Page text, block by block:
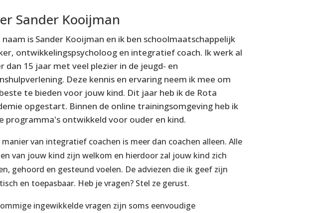
Sander Kooijman
naam is Sander Kooijman en ik ben schoolmaatschappelijk
ontwikkelingspsycholoog en integratief coach. Ik werk al
dan 15 jaar met veel plezier in de jeugd- en
Deze kennis en ervaring neem ik mee om
te bieden voor jouw kind. Dit jaar heb ik de Rota
opgestart. Binnen de online trainingsomgeving heb ik
programma's ontwikkeld voor ouder en kind.
van integratief coachen is meer dan coachen alleen. Alle
van jouw kind zijn welkom en hierdoor zal jouw kind zich
gehoord en gesteund voelen. De adviezen die ik geef zijn
en toepasbaar. Heb je vragen? Stel ze gerust.
ingewikkelde vragen zijn soms eenvoudige